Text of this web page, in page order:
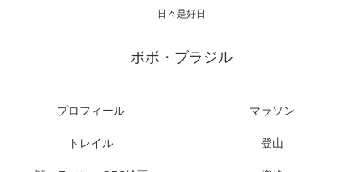
日々是好日
ボボ・ブラジル
プロフィール マラソン
トレイル 登山